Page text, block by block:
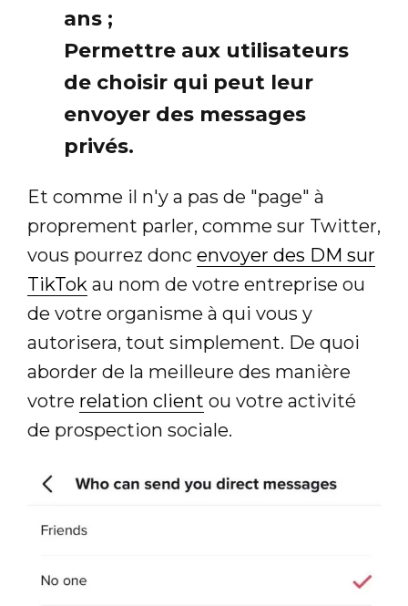
ans ;
Permettre aux utilisateurs
de choisir qui peut leur
envoyer des messages
privés.
Et comme il n'y a pas de "page" à
proprement parler, comme sur Twitter,
vous pourrez donc envoyer des DM sur
TikTok au nom de votre entreprise ou
de votre organisme à qui vous y
autorisera, tout simplement. De quoi
aborder de la meilleure des manière
votre relation client ou votre activité
de prospection sociale.